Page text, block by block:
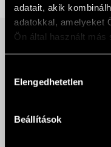
adatait, akik
adatokkal, amelyeket
Ön által használt más
kiválasztása
Elengedhetetlen
Beállítások
ARCHITEKTÚRÁJA -